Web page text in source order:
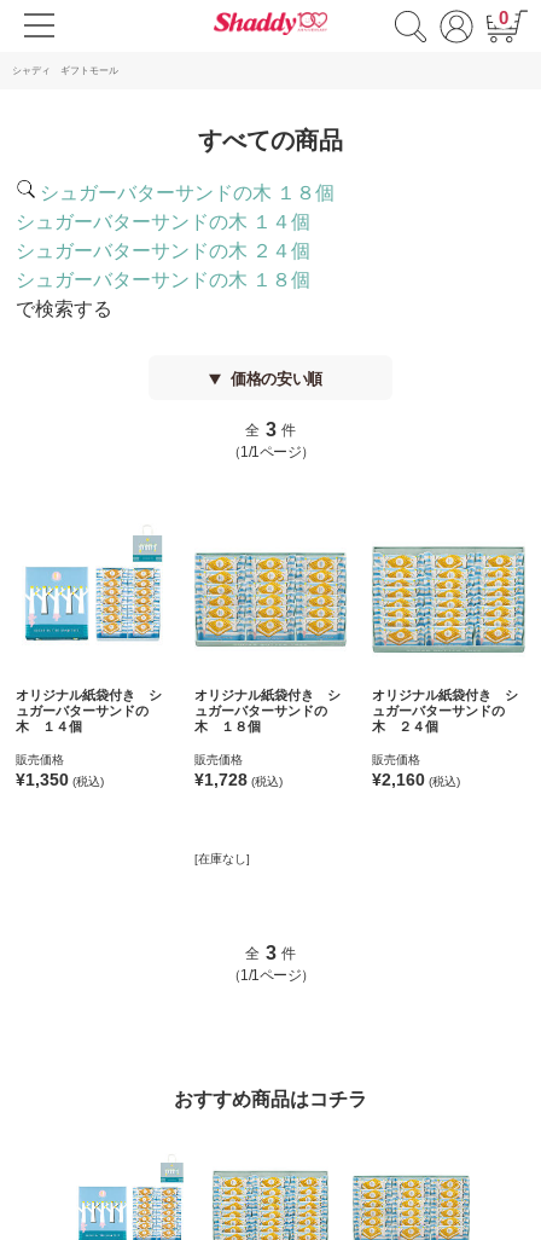
0
シャディ ギフトモール
すべての商品
シュガーバターサンドの木 １８個
シュガーバターサンドの木 １４個
シュガーバターサンドの木 ２４個
シュガーバターサンドの木 １８個
で検索する
価格の安い順
全 3 件
（1/1ページ）
オリジナル紙袋付き シ
ュガーバターサンドの
木 １４個
販売価格
¥1,350 (税込)
オリジナル紙袋付き シ
ュガーバターサンドの
木 １８個
販売価格
¥1,728(税込)
[在庫なし]
オリジナル紙袋付き シ
ュガーバターサンドの
木 ２４個
販売価格
¥2,160 (税込)
全 3 件
（1/1ページ）
おすすめ商品はコチラ